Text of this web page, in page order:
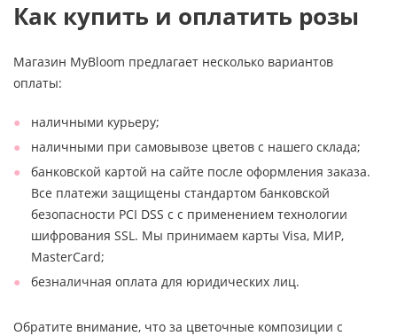
Как купить и оплатить розы
Магазин MyBloom предлагает несколько вариантов
оплаты:
наличными курьеру;
наличными при самовывозе цветов с нашего склада;
банковской картой на сайте после оформления заказа.
Все платежи защищены стандартом банковской
безопасности PCI DSS с с применением технологии
шифрования SSL. Мы принимаем карты Visa, МИР,
MasterCard;
безналичная оплата для юридических лиц.
Обратите внимание, что за цветочные композиции с